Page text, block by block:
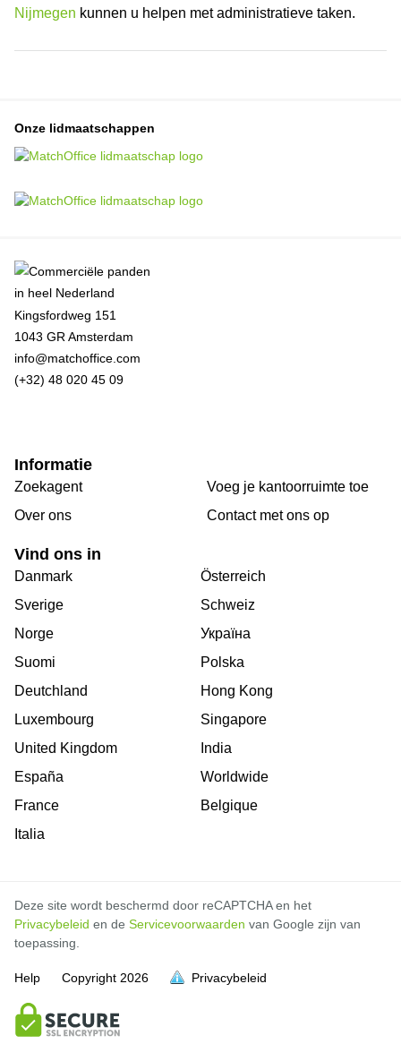
Nijmegen kunnen u helpen met administratieve taken.
Onze lidmaatschappen
Kingsfordweg 151
1043 GR Amsterdam
info@matchoffice.com
(+32) 48 020 45 09
Informatie
Zoekagent
Over ons
Voeg je kantoorruimte toe
Сontact met ons op
Vind ons in
Danmark
Sverige
Norge
Suomi
Deutchland
Luxembourg
United Kingdom
España
France
Italia
Österreich
Schweiz
Україна
Polska
Hong Kong
Singapore
India
Worldwide
Belgique
Deze site wordt beschermd door reCAPTCHA en het
Privacybeleid en de Servicevoorwaarden van Google zijn van
toepassing.
Help Copyright 2026 Privacybeleid